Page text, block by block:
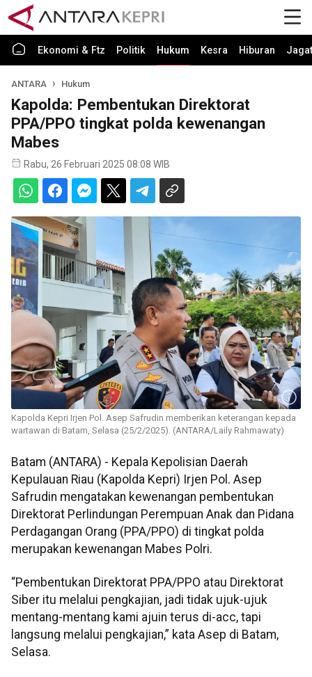
Ekonomi & Ftz Politik Hukum Kesra Hiburan Jagat
ANTARA Hukum
Kapolda: Pembentukan Direktorat
PPA/PPO tingkat polda kewenangan
Mabes
Rabu, 26 Februari 2025 08:08 WIB
Kapolda Kepri Irjen Pol. Asep Safrudin memberikan keterangan kepada
wartawan di Batam, Selasa (25/2/2025). (ANTARA/Laily Rahmawaty)
Batam (ANTARA) - Kepala Kepolisian Daerah
Kepulauan Riau (Kapolda Kepri) Irjen Pol. Asep
Safrudin mengatakan kewenangan pembentukan
Direktorat Perlindungan Perempuan Anak dan Pidana
Perdagangan Orang (PPA/PPO) di tingkat polda
merupakan kewenangan Mabes Polri.
“Pembentukan Direktorat PPA/PPO atau Direktorat
Siber itu melalui pengkajian, jadi tidak ujuk-ujuk
mentang-mentang kami ajuin terus di-acc, tapi
langsung melalui pengkajian,” kata Asep di Batam,
Selasa.